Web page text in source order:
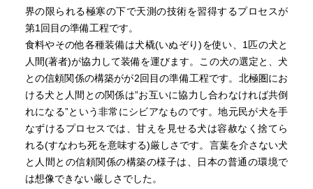
性の扉を開くことができるだろう。 恐らく発想や思考と
体力が釣り合った調和のとれた状態は、三十代後半から四
十代頭迄の五年間だろう。 極限的に膨張したこの世界形
成感が失われてしまう 冬から春にかけての半年はシオラ
パルクに滞在し、夏から秋にかけて日本に戻るという、今
流行りの二拠点生活みたいなことを続けている 文化的エ
ートス（習慣）を抽出した言葉 若さと、精神の内側で燃
え盛る自己実現の炎の勢いが、過程の辛苦を凌駕する。
対象への自己投影的な憑依感覚 エクスペディション（遠
征） 空腹と疲労に倦んであぐんで へさき舳先
界の限られる極寒の下で天測の技術を習得するプロセスが
第1回目の準備工程です。
食料やその他各種装備は犬橇(いぬぞり)を使い、1匹の犬と
人間(著者)が協力して装備を運びます。この犬の選定と、犬
との信頼関係の構築がが2回目の準備工程です。北極圏にお
ける犬と人間との関係は”お互いに協力し合わなければ共倒
れになる”という非常にシビアなものです。地元民が犬を手
なずけるプロセスでは、甘えを見せる犬は容赦なく捨てら
れる(すなわち死を意味する)厳しさです。言葉を介さない犬
と人間との信頼関係の構築の様子は、日本の普通の環境で
は想像できない厳しさでした。